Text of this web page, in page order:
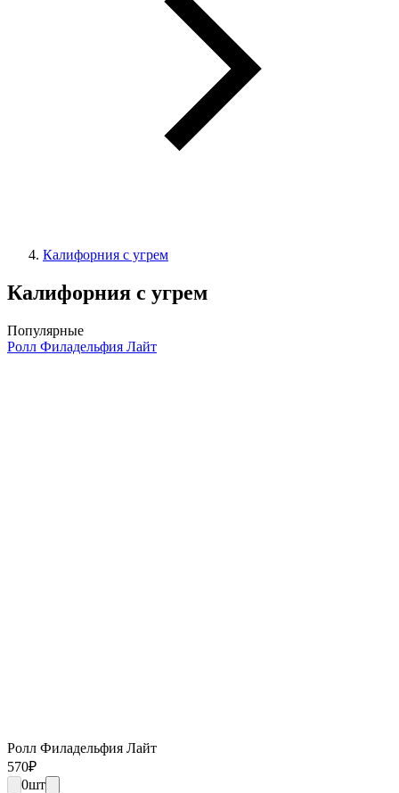
Калифорния с угрем
Калифорния с угрем
Популярные
Ролл Филадельфия Лайт
Ролл Филадельфия Лайт
570₽
0шт